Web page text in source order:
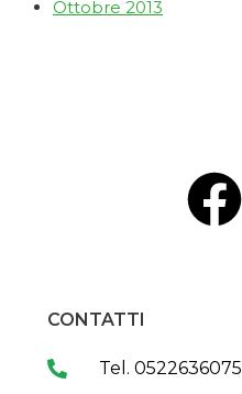
Ottobre 2013
CONTATTI
Tel. 0522636075